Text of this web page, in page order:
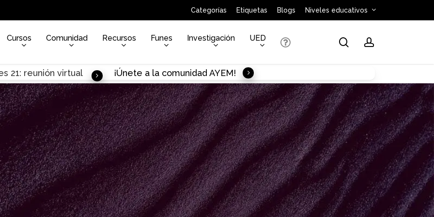
Categorías Etiquetas Blogs Niveles educativos
Cursos Comunidad Recursos Funes Investigación UED searchaccount
21: reunión virtual ¡Únete a la comunidad AYEM!